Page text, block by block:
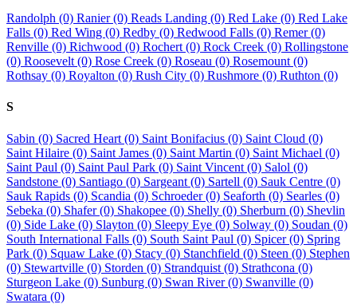
Randolph (0) Ranier (0) Reads Landing (0) Red Lake (0) Red Lake
Falls (0) Red Wing (0) Redby (0) Redwood Falls (0) Remer (0)
Renville (0) Richwood (0) Rochert (0) Rock Creek (0) Rollingstone
(0) Roosevelt (0) Rose Creek (0) Roseau (0) Rosemount (0)
Rothsay (0) Royalton (0) Rush City (0) Rushmore (0) Ruthton (0)
S
Sabin (0) Sacred Heart (0) Saint Bonifacius (0) Saint Cloud (0)
Saint Hilaire (0) Saint James (0) Saint Martin (0) Saint Michael (0)
Saint Paul (0) Saint Paul Park (0) Saint Vincent (0) Salol (0)
Sandstone (0) Santiago (0) Sargeant (0) Sartell (0) Sauk Centre (0)
Sauk Rapids (0) Scandia (0) Schroeder (0) Seaforth (0) Searles (0)
Sebeka (0) Shafer (0) Shakopee (0) Shelly (0) Sherburn (0) Shevlin
(0) Side Lake (0) Slayton (0) Sleepy Eye (0) Solway (0) Soudan (0)
South International Falls (0) South Saint Paul (0) Spicer (0) Spring
Park (0) Squaw Lake (0) Stacy (0) Stanchfield (0) Steen (0) Stephen
(0) Stewartville (0) Storden (0) Strandquist (0) Strathcona (0)
Sturgeon Lake (0) Sunburg (0) Swan River (0) Swanville (0)
Swatara (0)